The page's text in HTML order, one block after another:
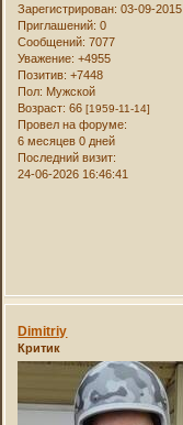
Зарегистрирован: 03-09-2015
Приглашений: 0
Сообщений: 7077
Уважение: +4955
Позитив: +7448
Пол: Мужской
Возраст: 66[1959-11-14]
Провел на форуме:
6 месяцев 0 дней
Последний визит:
24-06-2026 16:46:41
Dimitriy
Критик